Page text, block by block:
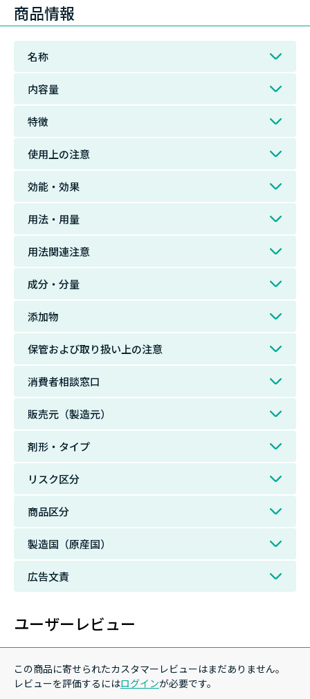
商品情報
名称
内容量
特徴
使用上の注意
効能・効果
用法・用量
用法関連注意
成分・分量
添加物
保管および取り扱い上の注意
消費者相談窓口
販売元（製造元）
剤形・タイプ
リスク区分
商品区分
製造国（原産国）
広告文責
ユーザーレビュー
この商品に寄せられたカスタマーレビューはまだありません。
レビューを評価するにはログインが必要です。